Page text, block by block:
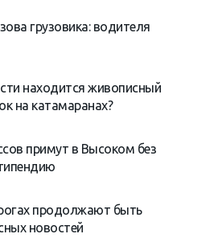
грузовика: водителя
находится живописный
на катамаранах?
примут в Высоком без
продолжают быть
новостей